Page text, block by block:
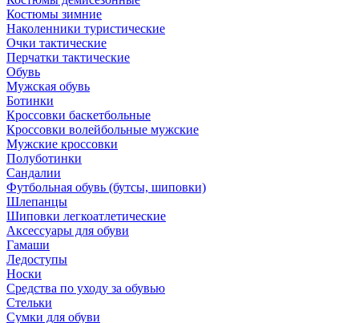
Костюмы зимние
Наколенники туристические
Очки тактические
Перчатки тактические
Обувь
Мужская обувь
Ботинки
Кроссовки баскетбольные
Кроссовки волейбольные мужские
Мужские кроссовки
Полуботинки
Сандалии
Футбольная обувь (бутсы, шиповки)
Шлепанцы
Шиповки легкоатлетические
Аксессуары для обуви
Гамаши
Ледоступы
Носки
Средства по уходу за обувью
Стельки
Сумки для обуви